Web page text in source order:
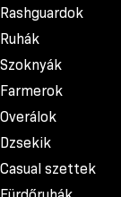
Rashguardok
Ruhák
Szoknyák
Farmerok
Overálok
Dzsekik
Casual szettek